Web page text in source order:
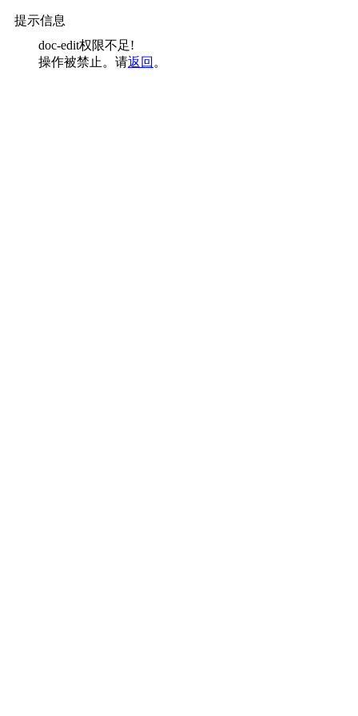
提示信息
doc-edit权限不足!
操作被禁止。请返回 。